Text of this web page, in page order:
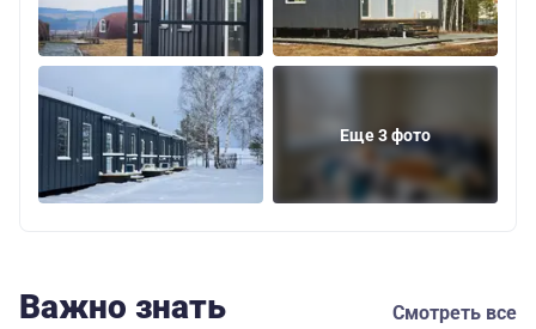
Еще 3 фото
Важно знать Смотреть все